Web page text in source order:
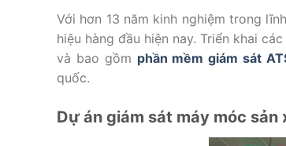
Với hơn 13 năm kinh nghiệm trong
hiệu hàng đầu hiện nay. Triển khai
và bao gồm phần mềm giám sát
quốc.
Dự án giám sát máy móc